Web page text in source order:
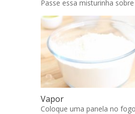
Passe essa misturinha
Vapor
Coloque uma panela no